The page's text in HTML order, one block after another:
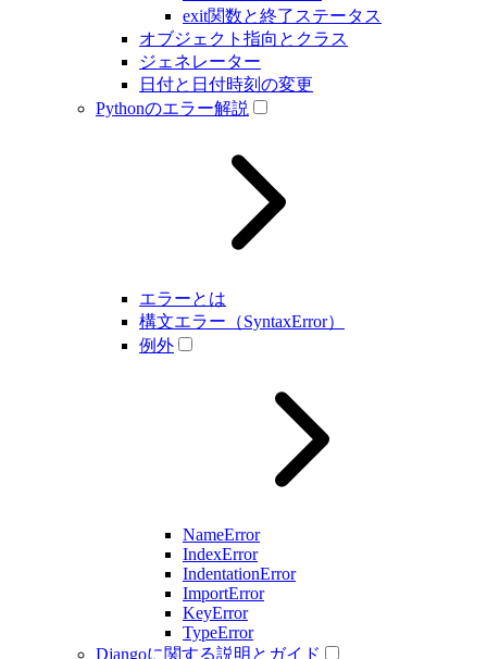
exit関数と終了ステータス
オブジェクト指向とクラス
ジェネレーター
日付と日付時刻の変更
Pythonのエラー解説
エラーとは
構文エラー（SyntaxError）
例外
NameError
IndexError
IndentationError
ImportError
KeyError
TypeError
Djangoに関する説明とガイド